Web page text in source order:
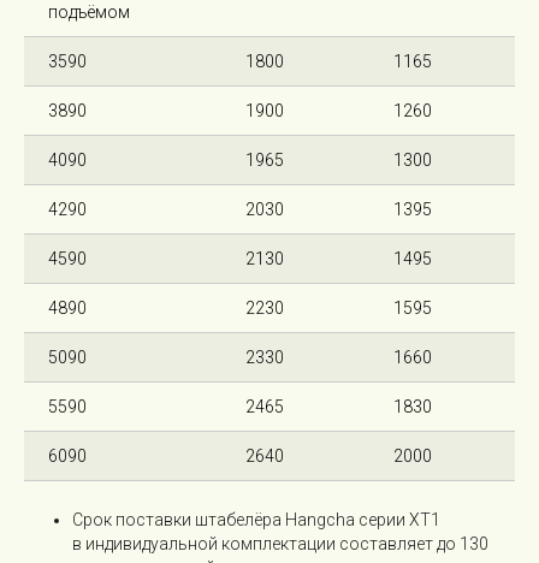
подъёмом
3590 1800 1165
3890 1900 1260
4090 1965 1300
4290 2030 1395
4590 2130 1495
4890 2230 1595
5090 2330 1660
5590 2465 1830
6090 2640 2000
Срок поставки штабелёра Hangcha серии XT1
в индивидуальной комплектации составляет до 130